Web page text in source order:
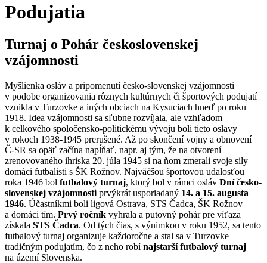
Podujatia
Turnaj o Pohár československej
vzájomnosti
Myšlienka osláv a pripomenutí česko-slovenskej vzájomnosti
v podobe organizovania rôznych kultúrnych či športových podujatí
vznikla v Turzovke a iných obciach na Kysuciach hneď po roku
1918. Idea vzájomnosti sa sľubne rozvíjala, ale vzhľadom
k celkového spoločensko-politickému vývoju boli tieto oslavy
v rokoch 1938-1945 prerušené. Až po skončení vojny a obnovení
Č-SR sa opäť začína napĺňať, napr. aj tým, že na otvorení
zrenovovaného ihriska 20. júla 1945 si na ňom zmerali svoje sily
domáci futbalisti s ŠK Rožnov. Najväčšou športovou udalosťou
roka 1946 bol futbalový turnaj, ktorý bol v rámci osláv Dní česko-
slovenskej vzájomnosti prvýkrát usporiadaný 14. a 15. augusta
1946. Účastníkmi boli ligová Ostrava, STS Čadca, ŠK Rožnov
a domáci tím. Prvý ročník vyhrala a putovný pohár pre víťaza
získala STS Čadca. Od tých čias, s výnimkou v roku 1952, sa tento
futbalový turnaj organizuje každoročne a stal sa v Turzovke
tradičným podujatím, čo z neho robínajstarší futbalový turnaj
na území Slovenska.